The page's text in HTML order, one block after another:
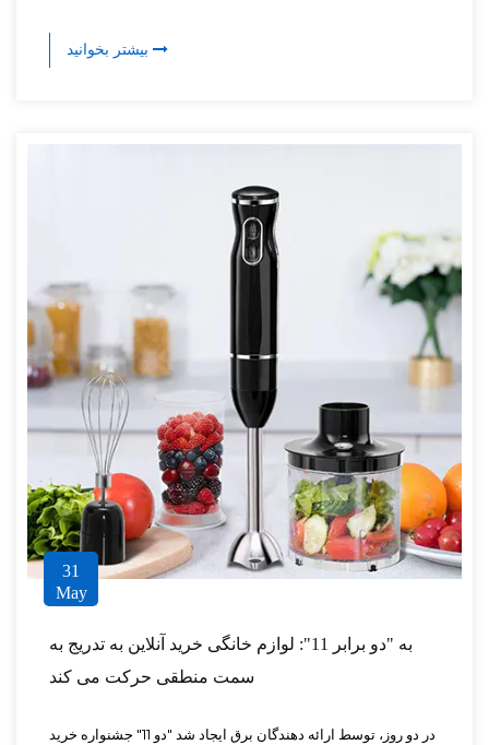
31
May
به "دو برابر 11": لوازم خانگی خرید آنلاین به تدریج به
سمت منطقی حرکت می کند
در دو روز، توسط ارائه دهندگان برق ایجاد شد "دو 11" جشنواره خرید